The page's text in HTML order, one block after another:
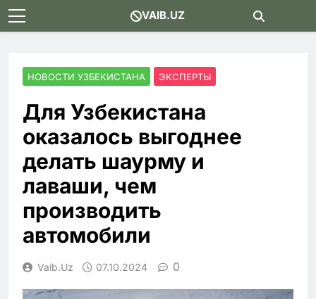
Skip
to
VAIB.UZ
НОВОСТИ УЗБЕКИСТАНА ЭКСПЕРТЫ
Для Узбекистана
оказалось выгоднее
делать шаурму и
лаваши, чем
производить
автомобили
Vaib.uz 07.10.2024 0